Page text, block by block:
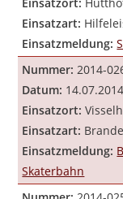
Einsatzart:
Einsatzmeldung:
Nummer: 2014-
Datum:
Einsatzort:
Einsatzart:
Einsatzmeldung:
Skaterbahn